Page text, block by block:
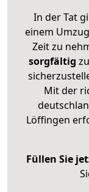
In der Tat
einem
Zeit zu
sorgfältig zu
Mit der
Löffingen
Füllen Sie